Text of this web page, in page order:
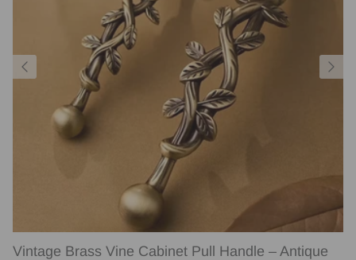
Vintage Brass Vine Cabinet Pull Handle – Antique